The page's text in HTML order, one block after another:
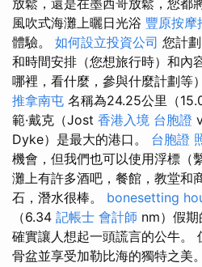
放鬆，還是在墨西哥放鬆，您都
風吹式海灘上曬日光浴 豐原按摩
體驗。 如何設立投資公司 您計
和時間安排（您想旅行時）和內
哪裡，看什麼，參與什麼計劃等
推拿南屯 名稱為24.25公里（
範·戴克（Jost 香港入境 台胞證
Dyke）是最大的港口。 台胞證
機會，但我們也可以使用浮標（
灘上有許多酒吧，餐館，教堂和
石，潛水很棒。 bonesetting
（6.34 記帳士 會計師 nm）假
確實讓人想起一頭謊言的公牛。
骨盆並享受加勒比海的獨特之美。